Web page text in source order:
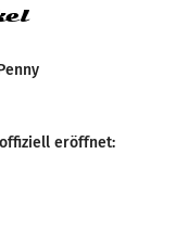
eröffnet: